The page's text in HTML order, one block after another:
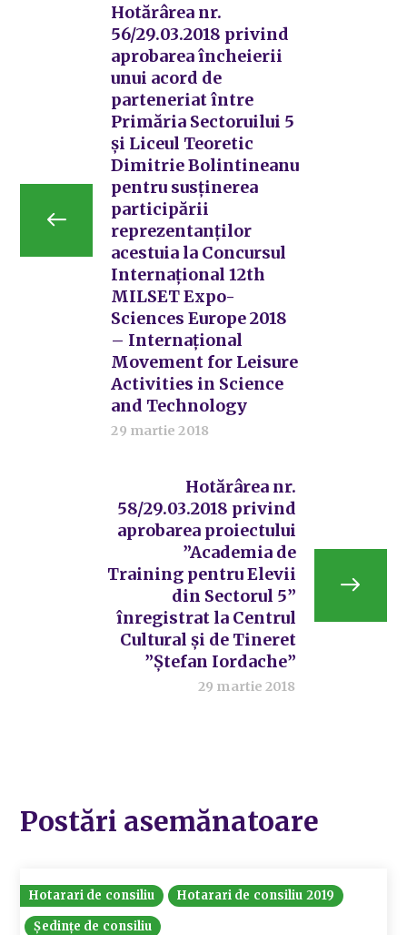
Hotărârea nr.
56/29.03.2018 privind
aprobarea încheierii
unui acord de
parteneriat între
Primăria Sectoruilui 5
și Liceul Teoretic
Dimitrie Bolintineanu
pentru susținerea
participării
reprezentanților
acestuia la Concursul
Internațional 12th
MILSET Expo-
Sciences Europe 2018
– Internațional
Movement for Leisure
Activities in Science
and Technology
29 martie 2018
Hotărârea nr.
58/29.03.2018 privind
aprobarea proiectului
”Academia de
Training pentru Elevii
din Sectorul 5”
înregistrat la Centrul
Cultural și de Tineret
”Ștefan Iordache”
29 martie 2018
Postări asemănatoare
Hotarari de consiliu
Hotarari de consiliu 2019
Ședințe de consiliu